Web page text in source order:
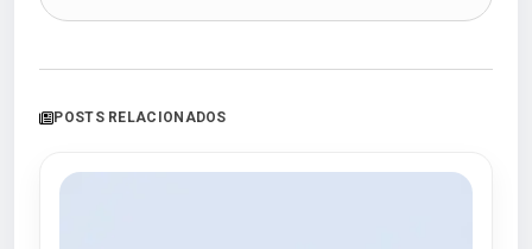
POSTS RELACIONADOS